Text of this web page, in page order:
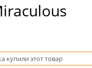
купили этот товар